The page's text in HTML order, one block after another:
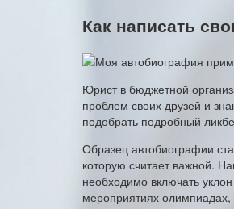
Как написать
Юрист в бюджетной
проблем своих друзей и
подобрать подробный
Образец автобиографии
которую считает важной.
необходимо включать
мероприятиях олимпиадах,